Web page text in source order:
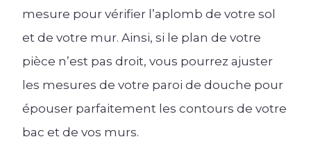
mesure pour vérifier l’aplomb de votre sol
et de votre mur. Ainsi, si le plan de votre
pièce n’est pas droit, vous pourrez ajuster
les mesures de votre paroi de douche pour
épouser parfaitement les contours de votre
bac et de vos murs.